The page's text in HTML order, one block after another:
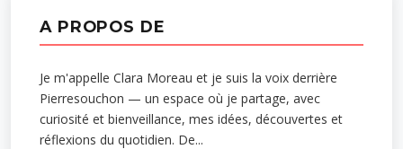
A PROPOS DE
Je m'appelle Clara Moreau et je suis la voix derrière
Pierresouchon — un espace où je partage, avec
curiosité et bienveillance, mes idées, découvertes et
réflexions du quotidien. De...